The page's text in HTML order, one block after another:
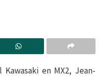
en MX2, Jean-